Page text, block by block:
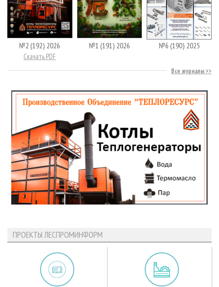
№2 (192) 2026
Скачать PDF
№1 (191) 2026 №6 (190) 2025
Все журналы
ПРОЕКТЫ ЛЕСПРОМИНФОРМ